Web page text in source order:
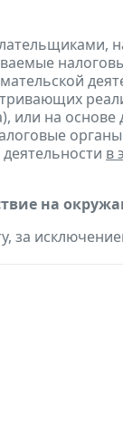
или на
в
на
за